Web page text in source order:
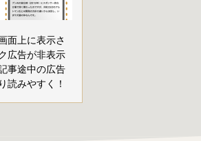
面上に表示さ
広告が非表示
事途中の広告
読みやすく！